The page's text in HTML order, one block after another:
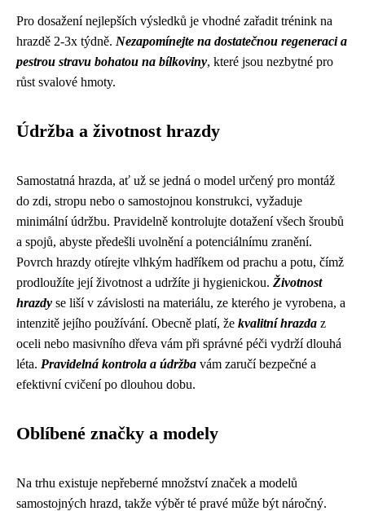
Pro dosažení nejlepších výsledků je vhodné zařadit trénink na
hrazdě 2-3x týdně. Nezapomínejte na dostatečnou regeneraci a
pestrou stravu bohatou na bílkoviny, které jsou nezbytné pro
růst svalové hmoty.
Údržba a životnost hrazdy
Samostatná hrazda, ať už se jedná o model určený pro montáž
do zdi, stropu nebo o samostojnou konstrukci, vyžaduje
minimální údržbu. Pravidelně kontrolujte dotažení všech šroubů
a spojů, abyste předešli uvolnění a potenciálnímu zranění.
Povrch hrazdy otírejte vlhkým hadříkem od prachu a potu, čímž
prodloužíte její životnost a udržíte ji hygienickou. Životnost
hrazdy se liší v závislosti na materiálu, ze kterého je vyrobena, a
intenzitě jejího používání. Obecně platí, že kvalitní hrazda z
oceli nebo masivního dřeva vám při správné péči vydrží dlouhá
léta. Pravidelná kontrola a údržba vám zaručí bezpečné a
efektivní cvičení po dlouhou dobu.
Oblíbené značky a modely
Na trhu existuje nepřeberné množství značek a modelů
samostojných hrazd, takže výběr té pravé může být náročný.